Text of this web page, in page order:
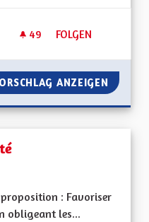
49 49 FOLLOWER
FOLGEN
DÉVELOPPER UNE
ANZEIGEN
: Favoriser
obligeant les...